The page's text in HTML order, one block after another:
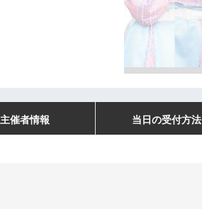
主催者情報 当日の受付方法